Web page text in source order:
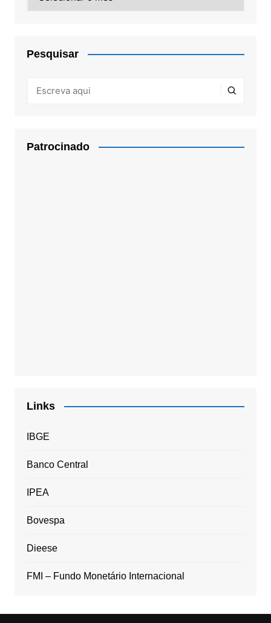
Pesquisar
Patrocinado
Links
IBGE
Banco Central
IPEA
Bovespa
Dieese
FMI – Fundo Monetário Internacional